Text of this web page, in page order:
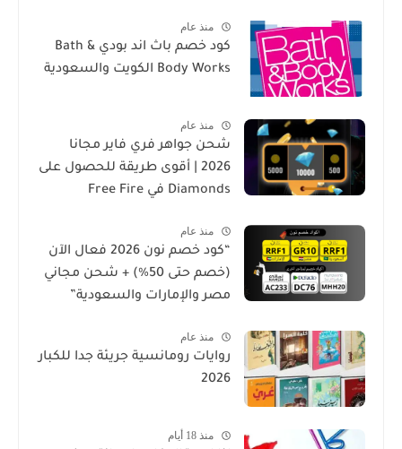
منذ عام
كود خصم باث اند بودي Bath &
Body Works الكويت والسعودية
منذ عام
شحن جواهر فري فاير مجانا
2026 | أقوى طريقة للحصول على
Diamonds في Free Fire
منذ عام
“كود خصم نون 2026 فعال الآن
(خصم حتى 50%) + شحن مجاني
مصر والإمارات والسعودية”
منذ عام
روايات رومانسية جريئة جدا للكبار
2026
منذ 18 أيام